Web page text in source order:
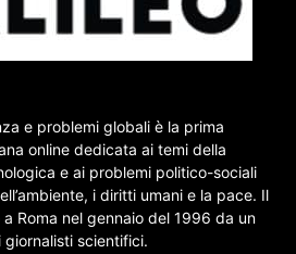
e problemi globali è la prima
online dedicata ai temi della
e ai problemi politico-sociali
i diritti umani e la pace. Il
Roma nel gennaio del 1996 da un
scientifici.